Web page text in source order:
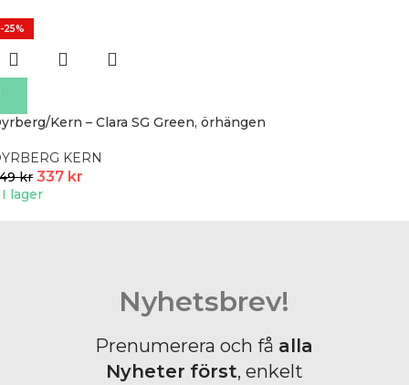
-25%
Kern – Clara SG Green, örhängen
KERN
kr 337 kr
I lager
Nyhetsbrev!
Prenumerera och få alla
Nyheter först, enkelt